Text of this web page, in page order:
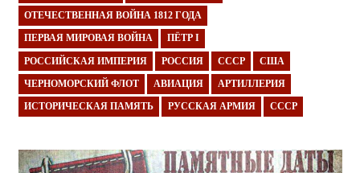
ОТЕЧЕСТВЕННАЯ ВОЙНА 1812 ГОДА
ПЕРВАЯ МИРОВАЯ ВОЙНА ПЁТР I
РОССИЙСКАЯ ИМПЕРИЯ РОССИЯ СССР США
ЧЕРНОМОРСКИЙ ФЛОТ АВИАЦИЯ АРТИЛЛЕРИЯ
ИСТОРИЧЕСКАЯ ПАМЯТЬ РУССКАЯ АРМИЯ СССР